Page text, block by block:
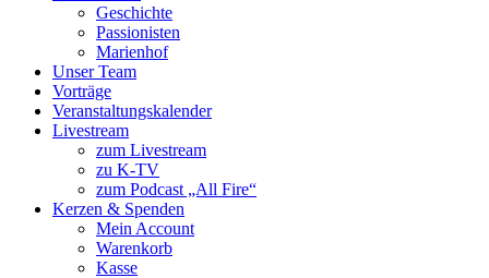
Geschichte
Passionisten
Marienhof
Unser Team
Vorträge
Veranstaltungskalender
Livestream
zum Livestream
zu K-TV
zum Podcast „All Fire“
Kerzen & Spenden
Mein Account
Warenkorb
Kasse